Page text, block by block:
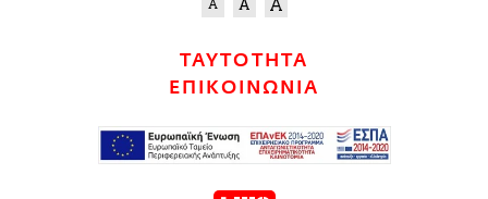
ΤΑΥΤΟΤΗΤΑ
ΕΠΙΚΟΙΝΩΝΙΑ